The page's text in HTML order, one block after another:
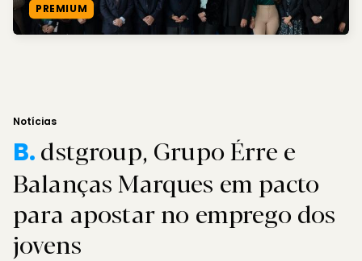
PREMIUM
Notícias
B.dstgroup, Grupo Érre e
Balanças Marques em pacto
para apostar no emprego dos
jovens